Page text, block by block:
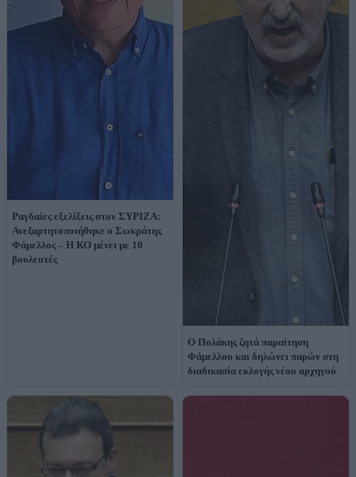
Ραγδαίες εξελίξεις στον ΣΥΡΙΖΑ:
Ανεξαρτητοποιήθηκε ο Σωκράτης
Φάμελλος – Η ΚΟ μένει με 10
βουλευτές
Ο Πολάκης ζητά παραίτηση
Φάμελλου και δηλώνει παρών στη
διαδικασία εκλογής νέου αρχηγού